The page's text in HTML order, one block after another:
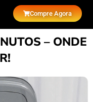
Compre Agora
– ONDE